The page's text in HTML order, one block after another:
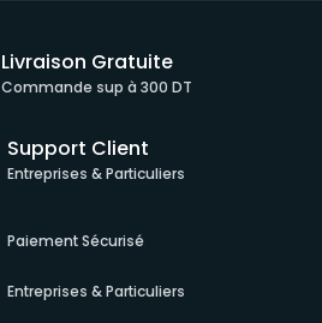
Livraison Gratuite
Commande sup à 300 DT
Support Client
Entreprises & Particuliers
Paiement Sécurisé
Entreprises & Particuliers